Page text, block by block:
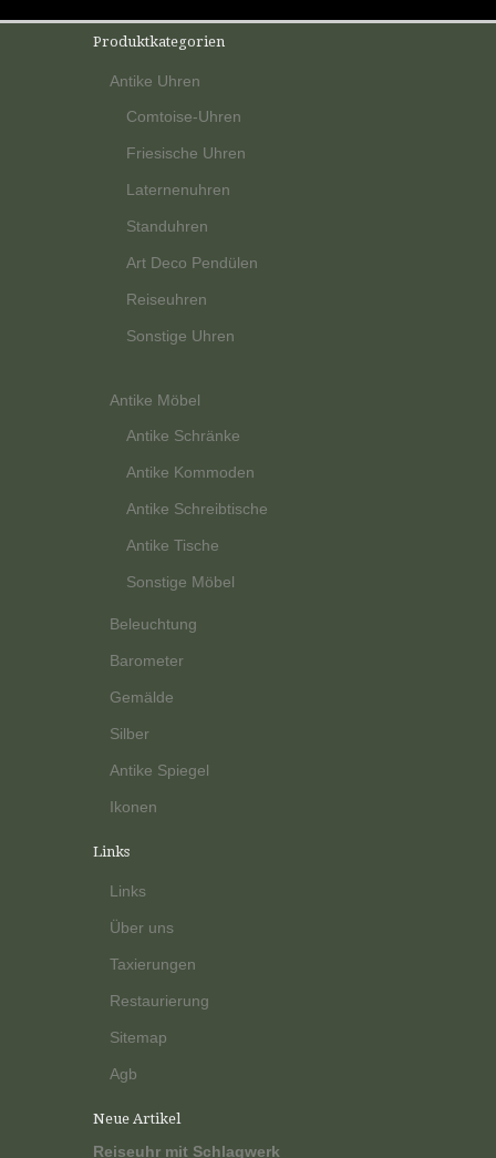
Produktkategorien
Antike Uhren
Comtoise-Uhren
Friesische Uhren
Laternenuhren
Standuhren
Art Deco Pendülen
Reiseuhren
Sonstige Uhren
Antike Möbel
Antike Schränke
Antike Kommoden
Antike Schreibtische
Antike Tische
Sonstige Möbel
Beleuchtung
Barometer
Gemälde
Silber
Antike Spiegel
Ikonen
Links
Links
Über uns
Taxierungen
Restaurierung
Sitemap
Agb
Neue Artikel
Reiseuhr mit Schlagwerk